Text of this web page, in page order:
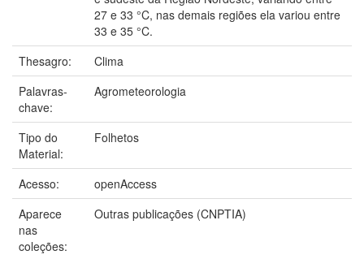
27 e 33 °C, nas demais regiões ela variou entre
33 e 35 °C.
Thesagro:
Clima
Palavras-
chave:
Agrometeorologia
Tipo do
Material:
Folhetos
Acesso:
openAccess
Aparece
nas
coleções:
Outras publicações (CNPTIA)